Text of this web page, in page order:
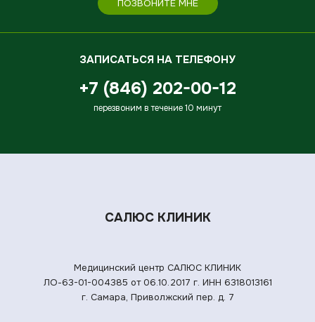
ПОЗВОНИТЕ МНЕ
ЗАПИСАТЬСЯ НА ТЕЛЕФОНУ
+7 (846) 202-00-12
перезвоним в течение 10 минут
САЛЮС КЛИНИК
Медицинский центр САЛЮС КЛИНИК
ЛО-63-01-004385 от 06.10.2017 г. ИНН 6318013161
г. Самара, Приволжский пер. д. 7